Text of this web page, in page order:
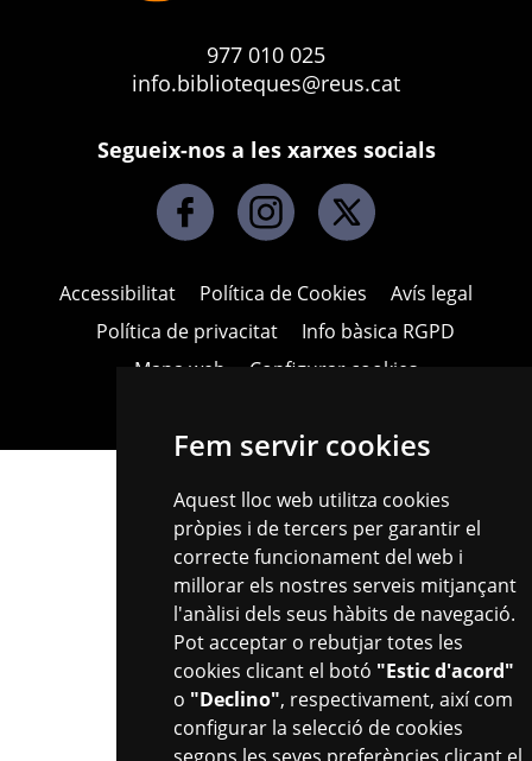
Fem servir cookies
Aquest lloc web utilitza cookies
pròpies i de tercers per garantir el
correcte funcionament del web i
millorar els nostres serveis mitjançant
l'anàlisi dels seus hàbits de navegació.
Pot acceptar o rebutjar totes les
cookies clicant el botó "Estic d'acord"
o "Declino", respectivament, així com
configurar la selecció de cookies
977 010 025
info.biblioteques@reus.cat
Segueix-nos a les xarxes socials
FacebookInstagram
X
Accessibilitat Política de Cookies
Avís legal
Política de privacitat
Info bàsica RGPD
Mapa web
Configurar cookies
Ves a la web de l'Ajuntament de Reus
Plaça del Mercadal · 43201 Reus
977 010 010
ajuntament@reus.cat |reus.cat